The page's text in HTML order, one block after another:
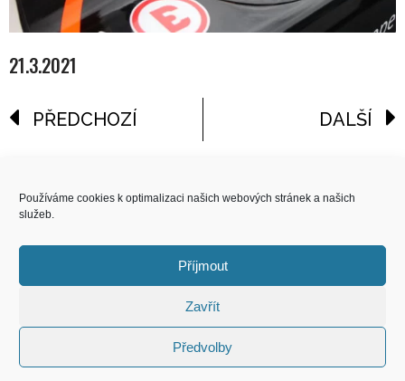
Používáme cookies k optimalizaci našich webových stránek a našich
služeb.
Příjmout
Zavřít
Předvolby
21.3.2021
PŘEDCHOZÍ DALŠÍ
COPYRIGHT
© 2026 Speed Limit,
All Rights Reserved